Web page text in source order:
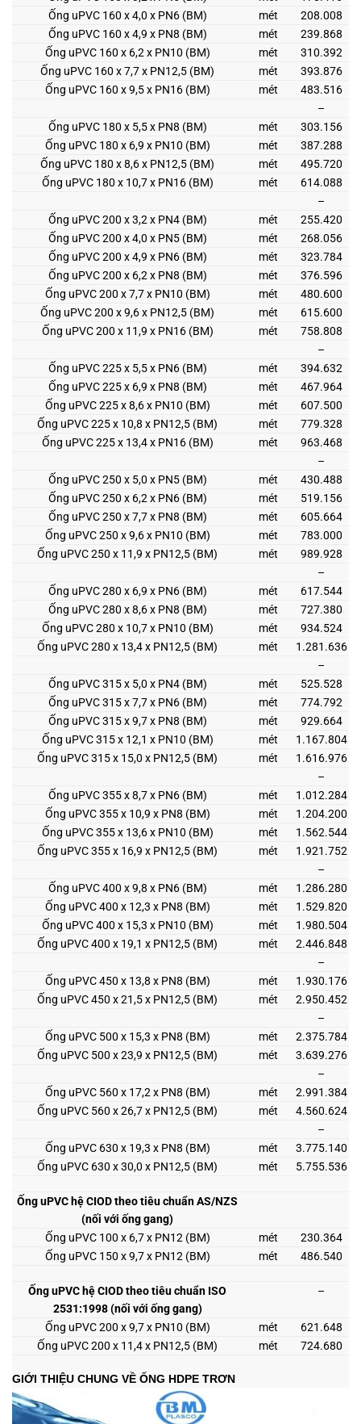
Ống uPVC 160 x 4,0 x PN6 (BM)
mét
208.008
Ống uPVC 160 x 4,9 x PN8 (BM)
mét
239.868
Ống uPVC 160 x 6,2 x PN10 (BM)
mét
310.392
Ống uPVC 160 x 7,7 x PN12,5 (BM)
mét
393.876
Ống uPVC 160 x 9,5 x PN16 (BM)
mét
483.516
–
Ống uPVC 180 x 5,5 x PN8 (BM)
mét
303.156
Ống uPVC 180 x 6,9 x PN10 (BM)
mét
387.288
Ống uPVC 180 x 8,6 x PN12,5 (BM)
mét
495.720
Ống uPVC 180 x 10,7 x PN16 (BM)
mét
614.088
–
Ống uPVC 200 x 3,2 x PN4 (BM)
mét
255.420
Ống uPVC 200 x 4,0 x PN5 (BM)
mét
268.056
Ống uPVC 200 x 4,9 x PN6 (BM)
mét
323.784
Ống uPVC 200 x 6,2 x PN8 (BM)
mét
376.596
Ống uPVC 200 x 7,7 x PN10 (BM)
mét
480.600
Ống uPVC 200 x 9,6 x PN12,5 (BM)
mét
615.600
Ống uPVC 200 x 11,9 x PN16 (BM)
mét
758.808
–
Ống uPVC 225 x 5,5 x PN6 (BM)
mét
394.632
Ống uPVC 225 x 6,9 x PN8 (BM)
mét
467.964
Ống uPVC 225 x 8,6 x PN10 (BM)
mét
607.500
Ống uPVC 225 x 10,8 x PN12,5 (BM)
mét
779.328
Ống uPVC 225 x 13,4 x PN16 (BM)
mét
963.468
–
Ống uPVC 250 x 5,0 x PN5 (BM)
mét
430.488
Ống uPVC 250 x 6,2 x PN6 (BM)
mét
519.156
Ống uPVC 250 x 7,7 x PN8 (BM)
mét
605.664
Ống uPVC 250 x 9,6 x PN10 (BM)
mét
783.000
Ống uPVC 250 x 11,9 x PN12,5 (BM)
mét
989.928
–
Ống uPVC 280 x 6,9 x PN6 (BM)
mét
617.544
Ống uPVC 280 x 8,6 x PN8 (BM)
mét
727.380
Ống uPVC 280 x 10,7 x PN10 (BM)
mét
934.524
Ống uPVC 280 x 13,4 x PN12,5 (BM)
mét
1.281.636
–
Ống uPVC 315 x 5,0 x PN4 (BM)
mét
525.528
Ống uPVC 315 x 7,7 x PN6 (BM)
mét
774.792
Ống uPVC 315 x 9,7 x PN8 (BM)
mét
929.664
Ống uPVC 315 x 12,1 x PN10 (BM)
mét
1.167.804
Ống uPVC 315 x 15,0 x PN12,5 (BM)
mét
1.616.976
–
Ống uPVC 355 x 8,7 x PN6 (BM)
mét
1.012.284
Ống uPVC 355 x 10,9 x PN8 (BM)
mét
1.204.200
Ống uPVC 355 x 13,6 x PN10 (BM)
mét
1.562.544
Ống uPVC 355 x 16,9 x PN12,5 (BM)
mét
1.921.752
–
Ống uPVC 400 x 9,8 x PN6 (BM)
mét
1.286.280
Ống uPVC 400 x 12,3 x PN8 (BM)
mét
1.529.820
Ống uPVC 400 x 15,3 x PN10 (BM)
mét
1.980.504
Ống uPVC 400 x 19,1 x PN12,5 (BM)
mét
2.446.848
–
Ống uPVC 450 x 13,8 x PN8 (BM)
mét
1.930.176
Ống uPVC 450 x 21,5 x PN12,5 (BM)
mét
2.950.452
–
Ống uPVC 500 x 15,3 x PN8 (BM)
mét
2.375.784
Ống uPVC 500 x 23,9 x PN12,5 (BM)
mét
3.639.276
–
Ống uPVC 560 x 17,2 x PN8 (BM)
mét
2.991.384
Ống uPVC 560 x 26,7 x PN12,5 (BM)
mét
4.560.624
–
Ống uPVC 630 x 19,3 x PN8 (BM)
mét
3.775.140
Ống uPVC 630 x 30,0 x PN12,5 (BM)
mét 5.755.536
Ống uPVC hệ CIOD theo tiêu chuẩn AS/NZS
(nối với ống gang)
Ống uPVC 100 x 6,7 x PN12 (BM)
mét
230.364
Ống uPVC 150 x 9,7 x PN12 (BM)
mét 486.540
Ống uPVC hệ CIOD theo tiêu chuẩn ISO
2531:1998 (nối với ống gang)
–
Ống uPVC 200 x 9,7 x PN10 (BM) mét
621.648
Ống uPVC 200 x 11,4 x PN12,5 (BM)
mét 724.680
GIỚI THIỆU CHUNG VỀ ỐNG HDPE TRƠN